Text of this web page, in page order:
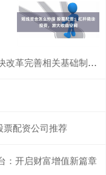
善相关基础制度和机制
票配资公司推荐
：开启财富增值新篇章